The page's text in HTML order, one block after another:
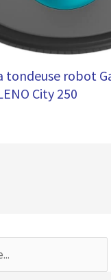
tondeuse robot
City 250